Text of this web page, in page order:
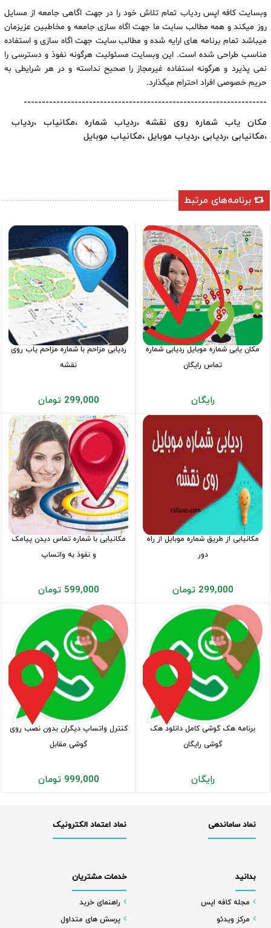
وبسایت کافه اپس ردیاب تمام تلاش خود را در جهت اگاهی جامعه از مسایل
روز میکند و همه مطالب سایت ما جهت اگاه سازی جامعه و مخاطبین عزیزمان
میباشد تمام برنامه های ارایه شده و مطالب سایت جهت اگاه سازی و استفاده
مناسب طراحی شده است. این وبسایت مسئولیت هرگونه نفوذ و دسترسی را
نمی پذیرد و هرگونه استفاده غیرمجاز را صحیح نداسته و در هر شرایطی به
حریم خصوصی افراد احترام میگذارد.
-------------------------------------------------------------------
مکان یاب شماره روی نقشه ،ردیاب شماره ،مکانیاب ،ردیاب
،مکانیابی ،ردیابی ،ردیاب موبایل ،مکانیاب موبایل
برنامه‌های مرتبط
ردیابی مزاحم با شماره مزاحم یاب روی
نقشه
299,000 تومان
مکان یابی شماره موبایل ردیابی شماره
تماس رایگان
رایگان
مکانیابی با شماره تماس دیدن پیامک
و نفوذ به واتساپ
599,000 تومان
مکانیابی از طریق شماره موبایل از راه
دور
299,000 تومان
کنترل واتساپ دیگران بدون نصب روی
گوشی مقابل
999,000 تومان
برنامه هک گوشی کامل دانلود هک
گوشی رایگان
رایگان
نماد اعتماد الکترونیک نماد ساماندهی
خدمات مشتریان
راهنمای خرید
پرسش های متداول
بدانید
مجله کافه اپس
مرکز ویدئو